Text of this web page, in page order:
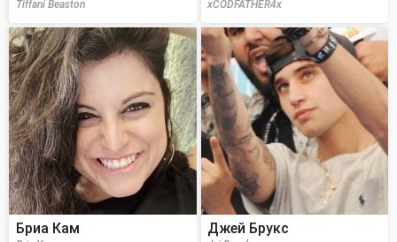
Tiffani Beaston xCODFATHER4x
Бриа Кам Джей Брукс